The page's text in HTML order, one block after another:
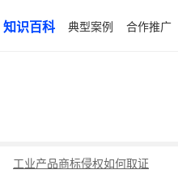
知识百科 典型案例 合作推广
工业产品商标侵权如何取证